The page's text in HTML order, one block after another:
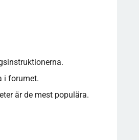
i forumet.
är de mest populära.